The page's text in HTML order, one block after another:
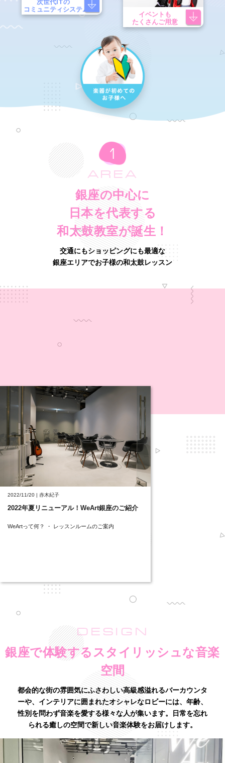
次世代ITの
コミュニティシステム
イベントも
たくさんご用意
AREA
銀座の中心に
日本を代表する
和太鼓教室が誕生！
交通にもショッピングにも最適な
銀座エリアでお子様の和太鼓レッスン
2022/11/20 | 赤木紀子
2022年夏リニューアル！WeArt銀座のご紹介
WeArtって何？ ・ レッスンルームのご案内
DESIGN
銀座で体験するスタイリッシュな音楽
空間
都会的な街の雰囲気にふさわしい高級感溢れるバーカウンタ
ーや、インテリアに囲まれたオシャレなロビーには、 年齢、
性別を問わず音楽を愛する様々な人が集います。日常を忘れ
られる癒しの空間で新しい音楽体験をお届けします。